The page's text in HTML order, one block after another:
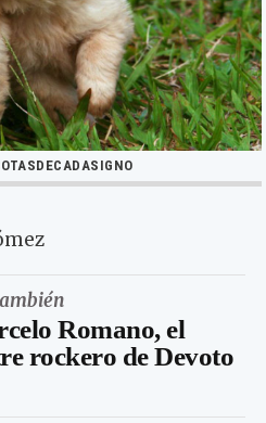
Romano, el
rockero de Devoto